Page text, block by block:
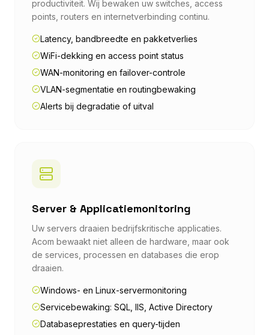
productiviteit. Wij bewaken uw switches, access
points, routers en internetverbinding continu.
Latency, bandbreedte en pakketverlies
WiFi-dekking en access point status
WAN-monitoring en failover-controle
VLAN-segmentatie en routingbewaking
Alerts bij degradatie of uitval
Server & Applicatiemonitoring
Uw servers draaien bedrijfskritische applicaties.
Acom bewaakt niet alleen de hardware, maar ook
de services, processen en databases die erop
draaien.
Windows- en Linux-servermonitoring
Servicebewaking: SQL, IIS, Active Directory
Databaseprestaties en query-tijden